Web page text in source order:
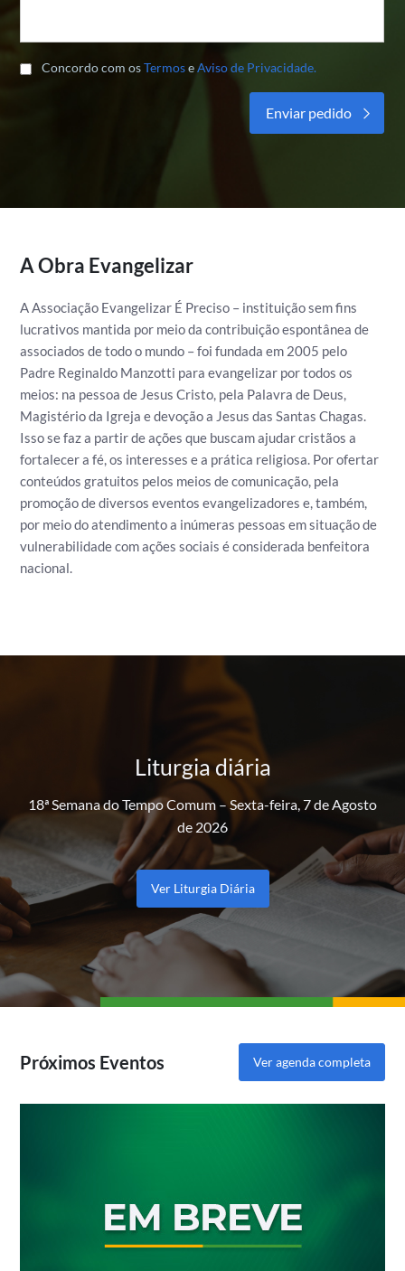
Concordo com osTermoseAviso de Privacidade.
A Obra Evangelizar
A Associação Evangelizar É Preciso – instituição sem fins
lucrativos mantida por meio da contribuição espontânea de
associados de todo o mundo – foi fundada em 2005 pelo
Padre Reginaldo Manzotti para evangelizar por todos os
meios: na pessoa de Jesus Cristo, pela Palavra de Deus,
Magistério da Igreja e devoção a Jesus das Santas Chagas.
Isso se faz a partir de ações que buscam ajudar cristãos a
fortalecer a fé, os interesses e a prática religiosa. Por ofertar
conteúdos gratuitos pelos meios de comunicação, pela
promoção de diversos eventos evangelizadores e, também,
por meio do atendimento a inúmeras pessoas em situação de
vulnerabilidade com ações sociais é considerada benfeitora
nacional.
Liturgia diária
18ª Semana do Tempo Comum – Sexta-feira, 7 de Agosto
de 2026
Ver Liturgia Diária
Próximos Eventos Ver agenda completa